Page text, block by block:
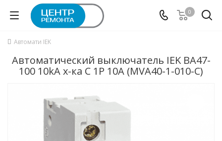
0
Автомати IEK
Автоматический выключатель IEK ВА47-
100 10kA х-ка C 1P 10А (MVA40-1-010-C)